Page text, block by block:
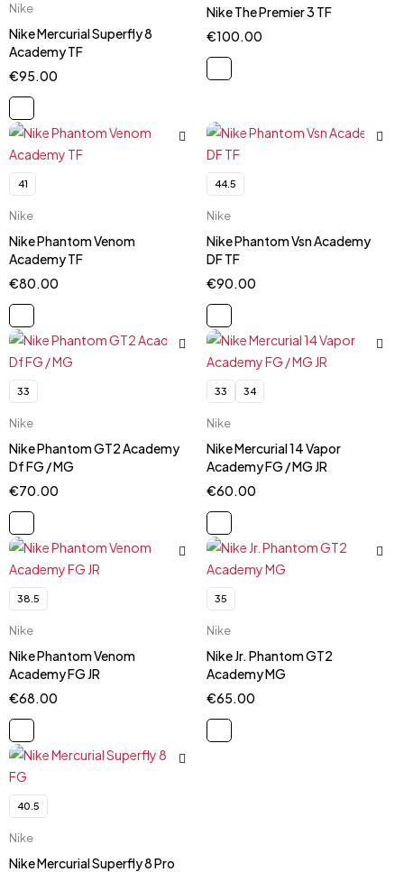
Nike
Nike Mercurial Superfly 8
Academy TF
€95.00
Nike The Premier 3 TF
€100.00
41
Nike
Nike Phantom Venom
Academy TF
€80.00
44.5
Nike
Nike Phantom Vsn Academy
DF TF
€90.00
33
Nike
Nike Phantom GT2 Academy
Df FG / MG
€70.00
33 34
Nike
Nike Mercurial 14 Vapor
Academy FG / MG JR
€60.00
38.5
Nike
Nike Phantom Venom
Academy FG JR
€68.00
35
Nike
Nike Jr. Phantom GT2
Academy MG
€65.00
40.5
Nike
Nike Mercurial Superfly 8 Pro